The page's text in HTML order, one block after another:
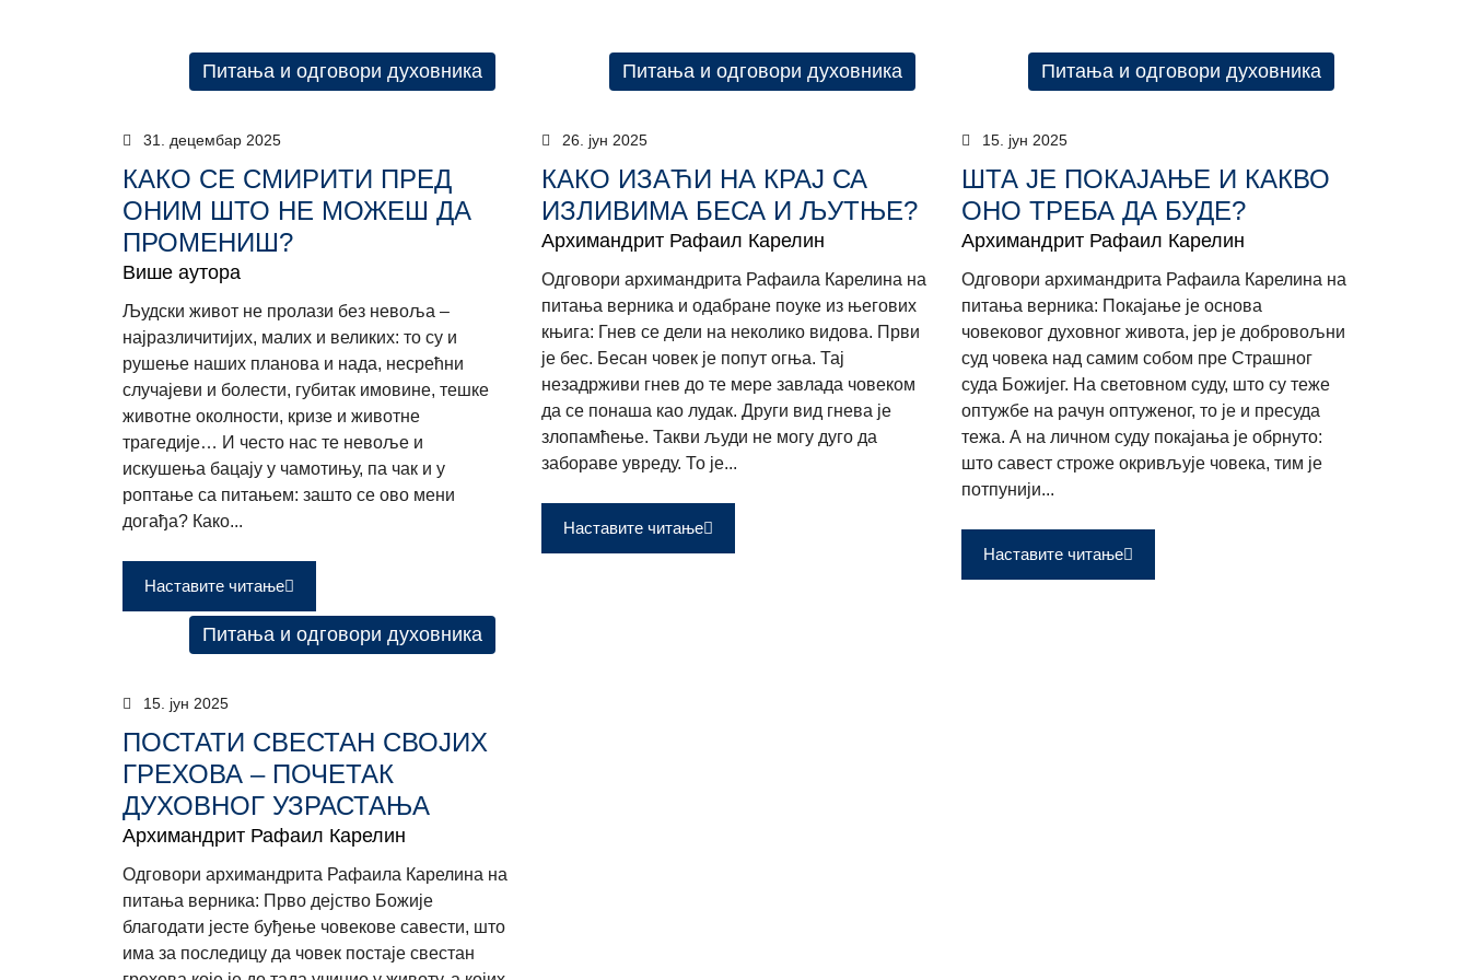
Питања и одговори духовника
31. децембар 2025
КАКО СЕ СМИРИТИ ПРЕД
ОНИМ ШТО НЕ МОЖЕШ ДА
ПРОМЕНИШ?
Више аутора
Људски живот не пролази без невоља –
најразличитијих, малих и великих: то су и
рушење наших планова и нада, несрећни
случајеви и болести, губитак имовине, тешке
животне околности, кризе и животне
трагедије… И често нас те невоље и
искушења бацају у чамотињу, па чак и у
роптање са питањем: зашто се ово мени
догађа? Како...
Наставите читање
Питања и одговори духовника
26. јун 2025
КАКО ИЗАЋИ НА КРАЈ СА
ИЗЛИВИМА БЕСА И ЉУТЊЕ?
Архимандрит Рафаил Карелин
Одговори архимандрита Рафаила Карелина на
питања верника и одабране поуке из његових
књига: Гнев се дели на неколико видова. Први
је бес. Бесан човек је попут огња. Тај
незадрживи гнев до те мере завлада човеком
да се понаша као лудак. Други вид гнева је
злопамћење. Такви људи не могу дуго да
забораве увреду. То је...
Наставите читање
Питања и одговори духовника
15. јун 2025
ШТА ЈЕ ПОКАЈАЊЕ И КАКВО
ОНО ТРЕБА ДА БУДЕ?
Архимандрит Рафаил Карелин
Одговори архимандрита Рафаила Карелина на
питања верника: Покајање је основа
човековог духовног живота, јер је добровољни
суд човека над самим собом пре Страшног
суда Божијег. На световном суду, што су теже
оптужбе на рачун оптуженог, то је и пресуда
тежа. А на личном суду покајања је обрнуто:
што савест строже окривљује човека, тим је
потпунији...
Наставите читање
Питања и одговори духовника
15. јун 2025
ПОСТАТИ СВЕСТАН СВОЈИХ
ГРЕХОВА – ПОЧЕТАК
ДУХОВНОГ УЗРАСТАЊА
Архимандрит Рафаил Карелин
Одговори архимандрита Рафаила Карелина на
питања верника: Прво дејство Божије
благодати јесте буђење човекове савести, што
има за последицу да човек постаје свестан